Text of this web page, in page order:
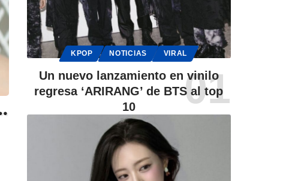
KPOP NOTICIAS VIRAL
Un nuevo lanzamiento en vinilo
regresa ‘ARIRANG’ de BTS al top
10